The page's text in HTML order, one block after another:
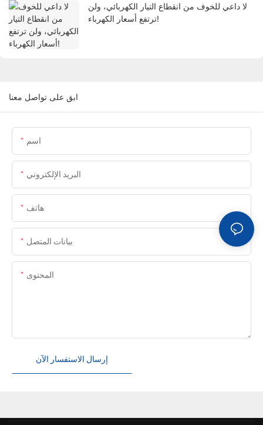
لا داعي للخوف من انقطاع التيار الكهربائي، ولن
ترتفع أسعار الكهرباء!
ابق على تواصل معنا
اسم
البريد الإلكتروني
هاتف
بيانات المتصل
المحتوى
إرسال الاستفسار الآن